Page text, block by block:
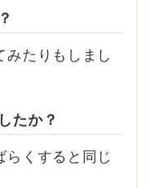
みたりもしまし
たか？
らくすると同じ